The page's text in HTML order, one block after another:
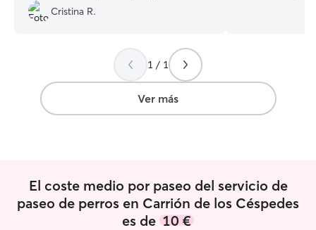
detallista con el perro, cariñosa y
siempre buscando el bien para la
volveré a dejar a cargo a mi 🐕.
Cristina R.
tus mascotas y
muy amplia
una terraza
cada de ellos
tanto su familia
1 / 1
Ver más
El coste medio por paseo del servicio de
paseo de perros en Carrión de los Céspedes
es de 10 €